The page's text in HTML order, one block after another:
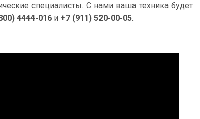
специалисты. С нами ваша техника будет
4444-016 и +7 (911) 520-00-05.